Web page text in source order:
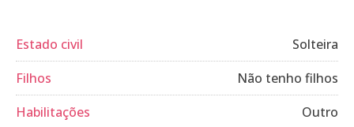
Estado civil
Solteira
Filhos
Não tenho filhos
Habilitações
Outro